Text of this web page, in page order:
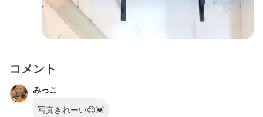
コメント
みっこ
写真きれーい😊💓